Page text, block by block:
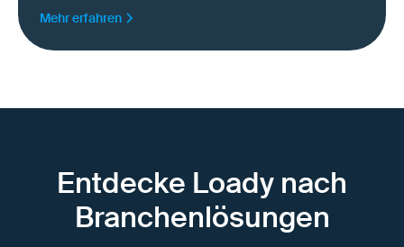
Mehr erfahren
Entdecke Loady nach
Branchenlösungen